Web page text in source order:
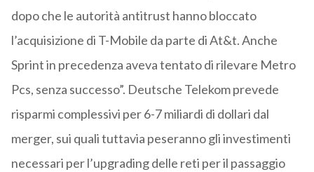
dopo che le autorità antitrust hanno bloccato
l’acquisizione di T-Mobile da parte di At&t. Anche
Sprint in precedenza aveva tentato di rilevare Metro
Pcs, senza successo”. Deutsche Telekom prevede
risparmi complessivi per 6-7 miliardi di dollari dal
merger, sui quali tuttavia peseranno gli investimenti
necessari per l’upgrading delle reti per il passaggio